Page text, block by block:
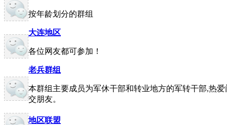
按年龄划分的群组
大连地区
各位网友都可参加！
老兵群组
本群组主要成员为军休干部和转业地方的军转干部,热
交朋友。
地区联盟